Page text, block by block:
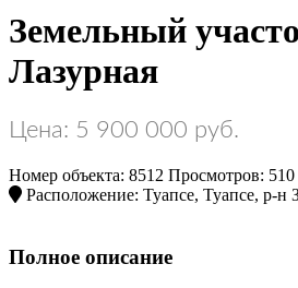
Земельный
Лазурная
Цена: 5 900 000 руб.
Номер объекта: 8512 Просмотров: 510
Расположение: Туапсе, Туапсе, р-н
Полное описание